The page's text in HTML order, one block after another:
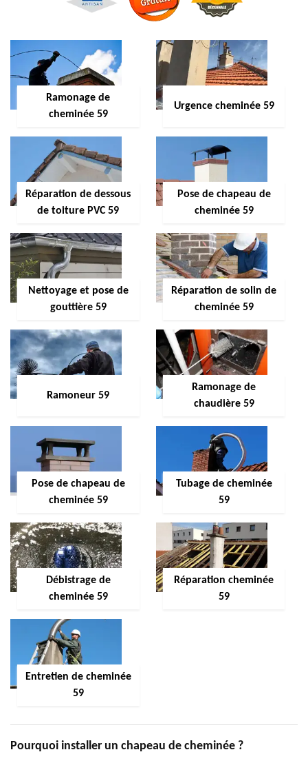
Ramonage de
cheminée 59
Urgence cheminée 59
Réparation de dessous
de toiture PVC 59
Pose de chapeau de
cheminée 59
Nettoyage et pose de
gouttière 59
Réparation de solin de
cheminée 59
Ramoneur 59
Ramonage de
chaudière 59
Pose de chapeau de
cheminée 59
Tubage de cheminée
59
Débistrage de
cheminée 59
Réparation cheminée
59
Entretien de cheminée
59
Pourquoi installer un chapeau de cheminée ?